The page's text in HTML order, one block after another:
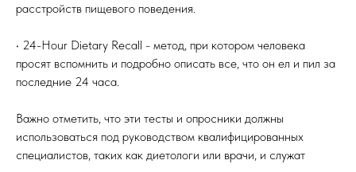
расстройств пищевого поведения.
• 24-Hour Dietary Recall - метод, при котором человека
просят вспомнить и подробно описать все, что он ел и пил за
последние 24 часа.
Важно отметить, что эти тесты и опросники должны
использоваться под руководством квалифицированных
специалистов, таких как диетологи или врачи, и служат